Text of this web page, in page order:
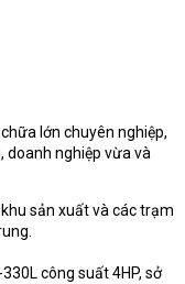
lớn chuyên nghiệp,
doanh nghiệp vừa và
sản xuất và các trạm
công suất 4HP, sở